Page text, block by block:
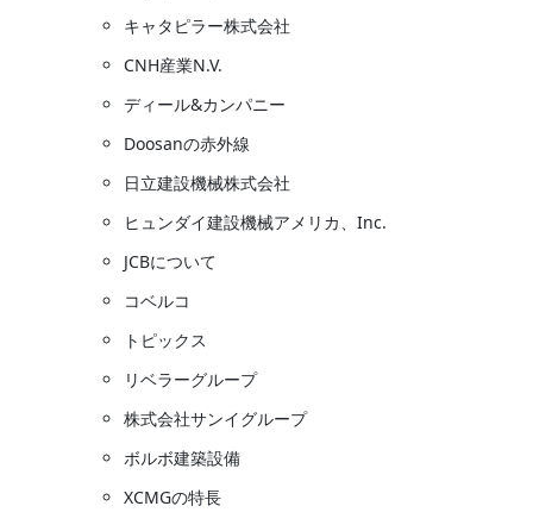
キャタピラー株式会社
CNH産業N.V.
ディール&カンパニー
Doosanの赤外線
日立建設機械株式会社
ヒュンダイ建設機械アメリカ、Inc.
JCBについて
コベルコ
トピックス
リベラーグループ
株式会社サンイグループ
ボルボ建築設備
XCMGの特長